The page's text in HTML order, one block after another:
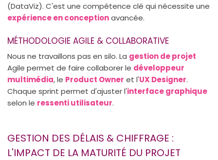
(DataViz). C'est une compétence clé qui nécessite une
expérience en conceptionavancée.
MÉTHODOLOGIE AGILE & COLLABORATIVE
Nous ne travaillons pas en silo. La gestion de projet
Agile permet de faire collaborer le développeur
multimédia, le Product Owner et l'UX Designer.
Chaque sprint permet d'ajuster l'interface graphique
selon le ressenti utilisateur.
GESTION DES DÉLAIS & CHIFFRAGE :
L'IMPACT DE LA MATURITÉ DU PROJET